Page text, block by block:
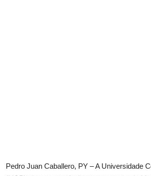
Pedro Juan Caballero, PY – A Universidade